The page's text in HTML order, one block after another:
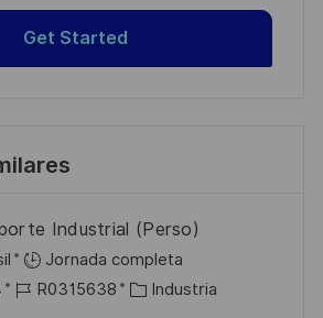
Get Started
Industrial (Perso)
Jornada completa
I
R0315638
C Industria